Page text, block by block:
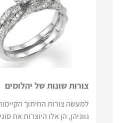
צורות שונות של יהלומים
למעשה צורות החיתוך
גווניהן, הן אלו היוצרות את